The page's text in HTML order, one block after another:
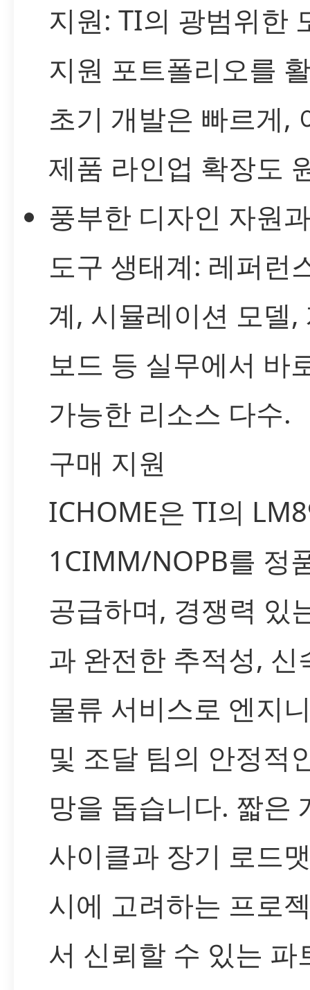
지원: TI의 광범위한
지원 포트폴리오를
초기 개발은 빠르게,
제품 라인업 확장도
풍부한 디자인 자원
도구 생태계: 레퍼런
계, 시뮬레이션 모델,
보드 등 실무에서 바
가능한 리소스 다수.
구매 지원
ICHOME은 TI의
1CIMM/NOPB를 정
공급하며, 경쟁력 있
과 완전한 추적성, 신
물류 서비스로 엔지
및 조달 팀의 안정적
망을 돕습니다. 짧은
사이클과 장기 로드
시에 고려하는 프로
서 신뢰할 수 있는 파